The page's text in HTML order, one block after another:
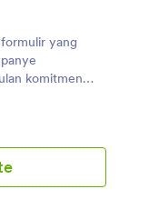
yang
komitmen